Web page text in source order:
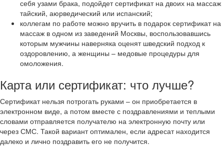
себя узами брака, подойдет сертификат на двоих на массаж
тайский, аюрведический или испанский;
коллегам по работе можно вручить в подарок сертификат на
массаж в одном из заведений Москвы, воспользовавшись
которым мужчины наверняка оценят шведский подход к
оздоровлению, а женщины – медовые процедуры для
омоложения.
Карта или сертификат: что лучше?
Сертификат нельзя потрогать руками – он приобретается в
электронном виде, а потом вместе с поздравлениями и теплыми
словами отправляется получателю на электронную почту или
через СМС. Такой вариант оптимален, если адресат находится
далеко и лично поздравить его не получится.